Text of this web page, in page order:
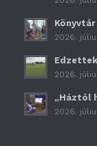
2026.
2026.
„Háztól
2026.